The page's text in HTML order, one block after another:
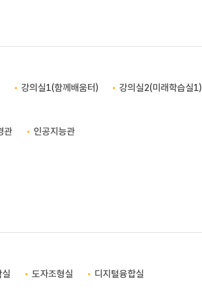
강의실1(함께배움터)
강의실2(미래학습실1)
관 인공지능관
실 도자조형실
디지털융합실